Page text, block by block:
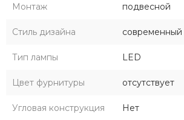
Монтаж подвесной
Стиль дизайна современный
Тип лампы LED
Цвет фурнитуры отсутствует
Угловая конструкция Нет